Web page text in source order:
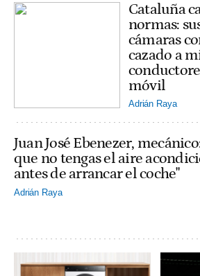
Cataluña
normas:
cámaras
cazado a
móvil
Adrián Raya
Juan José Ebenezer,
que no tengas el aire
antes de arrancar el coche"
Adrián Raya